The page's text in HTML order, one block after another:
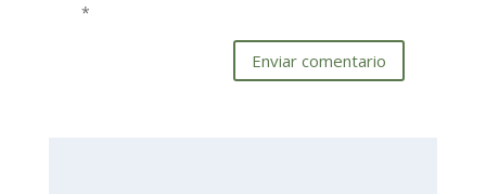
*
Enviar comentario